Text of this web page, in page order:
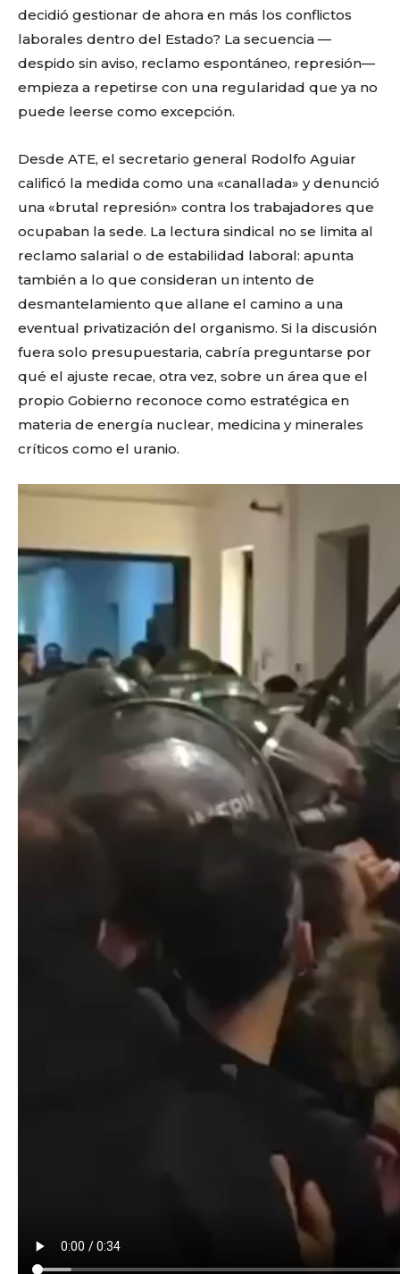
decidió gestionar de ahora en más los conflictos
laborales dentro del Estado? La secuencia —
despido sin aviso, reclamo espontáneo, represión—
empieza a repetirse con una regularidad que ya no
puede leerse como excepción.
Desde ATE, el secretario general Rodolfo Aguiar
calificó la medida como una «canallada» y denunció
una «brutal represión» contra los trabajadores que
ocupaban la sede. La lectura sindical no se limita al
reclamo salarial o de estabilidad laboral: apunta
también a lo que consideran un intento de
desmantelamiento que allane el camino a una
eventual privatización del organismo. Si la discusión
fuera solo presupuestaria, cabría preguntarse por
qué el ajuste recae, otra vez, sobre un área que el
propio Gobierno reconoce como estratégica en
materia de energía nuclear, medicina y minerales
críticos como el uranio.